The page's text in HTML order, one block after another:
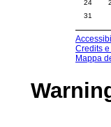
24
31
Credits
Mappa